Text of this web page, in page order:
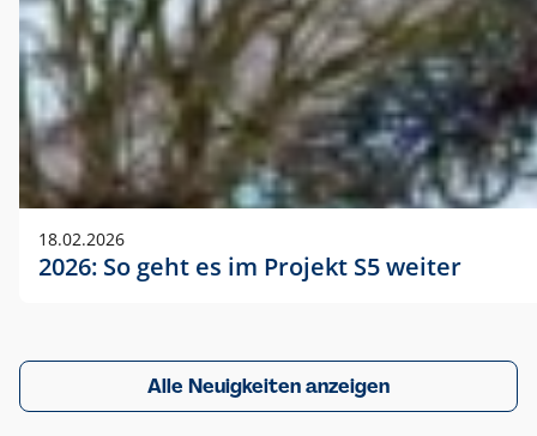
18.02.2026
2026: So geht es im Projekt S5 weiter
Alle Neuigkeiten anzeigen